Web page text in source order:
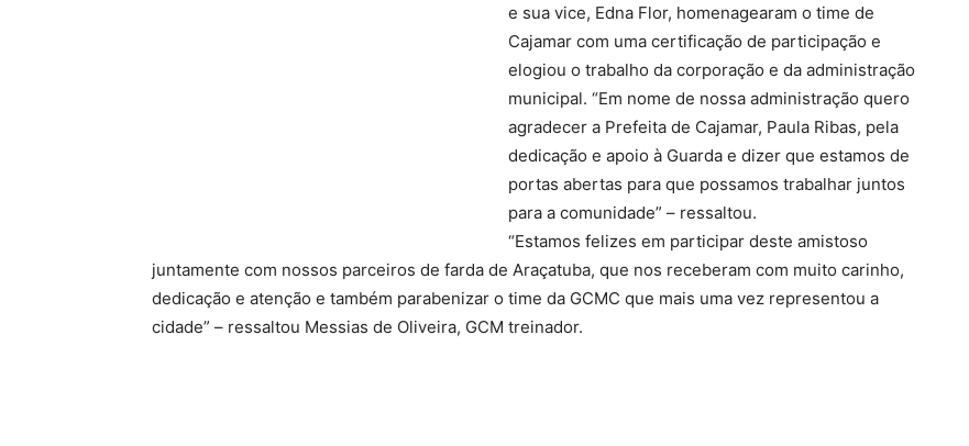
e sua vice, Edna Flor, homenagearam o time de
Cajamar com uma certificação de participação e
elogiou o trabalho da corporação e da administração
municipal. “Em nome de nossa administração quero
agradecer a Prefeita de Cajamar, Paula Ribas, pela
dedicação e apoio à Guarda e dizer que estamos de
portas abertas para que possamos trabalhar juntos
para a comunidade” – ressaltou.
“Estamos felizes em participar deste amistoso
juntamente com nossos parceiros de farda de Araçatuba, que nos receberam com muito carinho,
dedicação e atenção e também parabenizar o time da GCMC que mais uma vez representou a
cidade” – ressaltou Messias de Oliveira, GCM treinador.